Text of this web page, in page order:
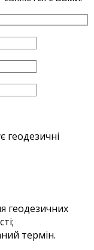
геодезичних
термін.